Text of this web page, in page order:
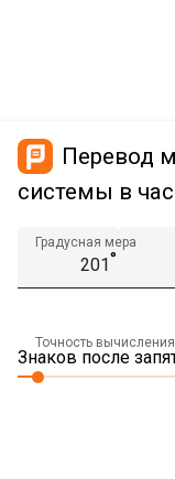
Перевод
системы в
Градусная мера
°
Точность вычисления
Знаков после